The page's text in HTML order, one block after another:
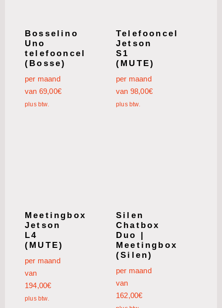
Bosselino
Uno
telefooncel
(Bosse)
per maand
van 69,00€
plus btw.
Telefooncel
Jetson
S1
(MUTE)
per maand
van 98,00€
plus btw.
Meetingbox
Jetson
L4
(MUTE)
per maand
van
194,00€
plus btw.
Silen
Chatbox
Duo |
Meetingbox
(Silen)
per maand
van
162,00€